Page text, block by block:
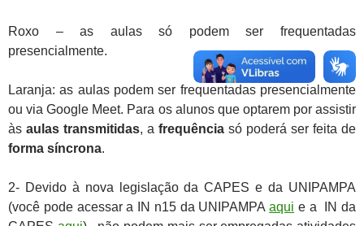
Roxo – as aulas só podem ser frequentadas
presencialmente.
Laranja: as aulas podem ser frequentadas presencialmente
ou via Google Meet. Para os alunos que optarem por assistir
às aulas transmitidas, a frequência só poderá ser feita de
forma síncrona.
2- Devido à nova legislação da CAPES e da UNIPAMPA
(você pode acessar a IN n15 da UNIPAMPAaqui e a IN da